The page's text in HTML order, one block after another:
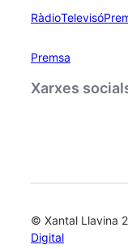
RàdioTelevisó
Premsa
Xarxes
© Xantal Llavina
Digital